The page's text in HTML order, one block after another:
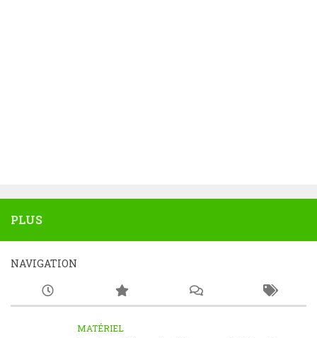
PLUS
NAVIGATION
MATÉRIEL